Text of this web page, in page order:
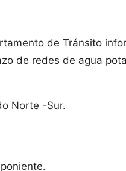
de Tránsito
de redes de agua
Norte -Sur.